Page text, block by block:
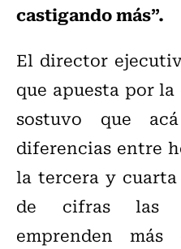
castigando más”.
El director
que apuesta por
sostuvo que
diferencias entre
la tercera y cuarta
de cifras las
emprenden